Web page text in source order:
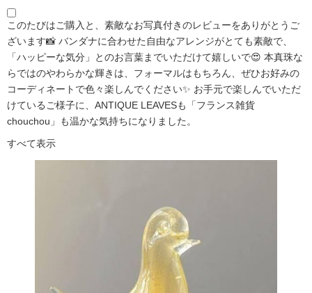
このたびはご購入と、素敵なお写真付きのレビューをありがとうご
ざいます📸 バンダナに合わせた自由なアレンジがとても素敵で、
「ハッピーな気分」とのお言葉までいただけて嬉しいで😍 本真珠な
らではのやわらかな輝きは、フォーマルはもちろん、ぜひお好みの
コーディネートで色々楽しんでください✨ お手元で楽しんでいただ
けているご様子に、ANTIQUE LEAVESも「フランス雑貨
chouchou」も温かな気持ちになりました。
すべて表示